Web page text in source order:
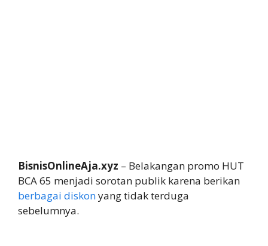
BisnisOnlineAja.xyz – Belakangan promo HUT
BCA 65 menjadi sorotan publik karena berikan
berbagai diskonyang tidak terduga
sebelumnya.